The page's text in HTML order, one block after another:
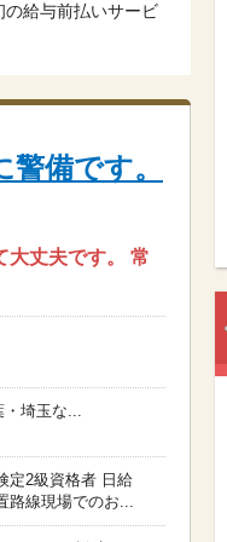
の給与前払いサービ
備です。
大丈夫です。 常
埼玉な...
定2級資格者 日給
路線現場でのお...